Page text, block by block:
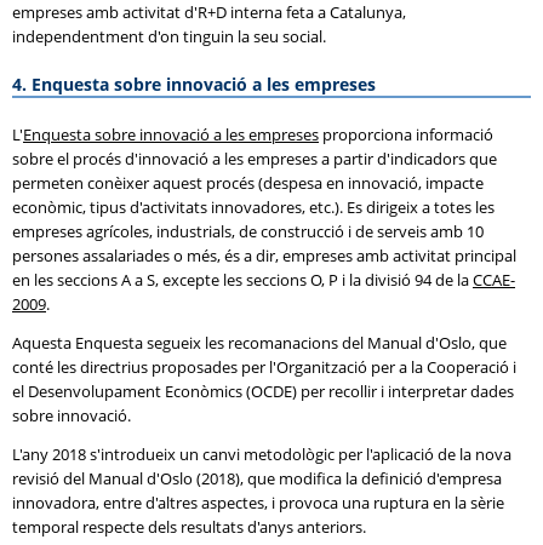
empreses amb activitat d'R+D interna feta a Catalunya,
independentment d'on tinguin la seu social.
4. Enquesta sobre innovació a les empreses
L'Enquesta sobre innovació a les empreses proporciona informació
sobre el procés d'innovació a les empreses a partir d'indicadors que
permeten conèixer aquest procés (despesa en innovació, impacte
econòmic, tipus d'activitats innovadores, etc.). Es dirigeix a totes les
empreses agrícoles, industrials, de construcció i de serveis amb 10
persones assalariades o més, és a dir, empreses amb activitat principal
en les seccions A a S, excepte les seccions O, P i la divisió 94 de laCCAE-
2009.
Aquesta Enquesta segueix les recomanacions del Manual d'Oslo, que
conté les directrius proposades per l'Organització per a la Cooperació i
el Desenvolupament Econòmics (OCDE) per recollir i interpretar dades
sobre innovació.
L'any 2018 s'introdueix un canvi metodològic per l'aplicació de la nova
revisió del Manual d'Oslo (2018), que modifica la definició d'empresa
innovadora, entre d'altres aspectes, i provoca una ruptura en la sèrie
temporal respecte dels resultats d'anys anteriors.